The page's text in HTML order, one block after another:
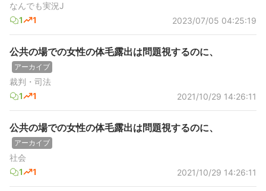
なんでも実況J
1
1 2023/07/05 04:25:19
公共の場での女性の体毛露出は問題視するのに、
アーカイブ
裁判・司法
1
1 2021/10/29 14:26:11
公共の場での女性の体毛露出は問題視するのに、
アーカイブ
社会
1
1 2021/10/29 14:26:11